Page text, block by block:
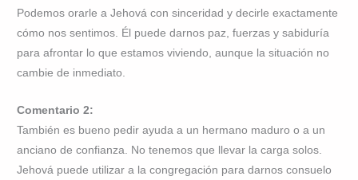
Podemos orarle a Jehová con sinceridad y decirle exactamente
cómo nos sentimos. Él puede darnos paz, fuerzas y sabiduría
para afrontar lo que estamos viviendo, aunque la situación no
cambie de inmediato.
Comentario 2:
También es bueno pedir ayuda a un hermano maduro o a un
anciano de confianza. No tenemos que llevar la carga solos.
Jehová puede utilizar a la congregación para darnos consuelo